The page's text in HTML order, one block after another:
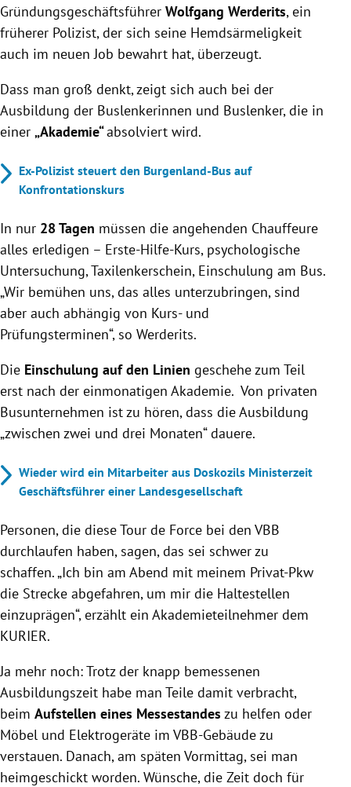
Gründungsgeschäftsführer Wolfgang Werderits, ein
früherer Polizist, der sich seine Hemdsärmeligkeit
auch im neuen Job bewahrt hat, überzeugt.
Dass man groß denkt, zeigt sich auch bei der
Ausbildung der Buslenkerinnen und Buslenker, die in
einer „Akademie“absolviert wird.
Ex-Polizist steuert den Burgenland-Bus auf
Konfrontationskurs
In nur 28 Tagen müssen die angehenden Chauffeure
alles erledigen – Erste-Hilfe-Kurs, psychologische
Untersuchung, Taxilenkerschein, Einschulung am Bus.
„Wir bemühen uns, das alles unterzubringen, sind
aber auch abhängig von Kurs- und
Prüfungsterminen“, so Werderits.
Die Einschulung auf den Linien geschehe zum Teil
erst nach der einmonatigen Akademie. Von privaten
Busunternehmen ist zu hören, dass die Ausbildung
„zwischen zwei und drei Monaten“ dauere.
Wieder wird ein Mitarbeiter aus Doskozils Ministerzeit
Geschäftsführer einer Landesgesellschaft
Personen, die diese Tour de Force bei den VBB
durchlaufen haben, sagen, das sei schwer zu
schaffen. „Ich bin am Abend mit meinem Privat-Pkw
die Strecke abgefahren, um mir die Haltestellen
einzuprägen“, erzählt ein Akademieteilnehmer dem
KURIER.
Ja mehr noch: Trotz der knapp bemessenen
Ausbildungszeit habe man Teile damit verbracht,
beim Aufstellen eines Messestandes zu helfen oder
Möbel und Elektrogeräte im VBB-Gebäude zu
verstauen. Danach, am späten Vormittag, sei man
heimgeschickt worden. Wünsche, die Zeit doch für